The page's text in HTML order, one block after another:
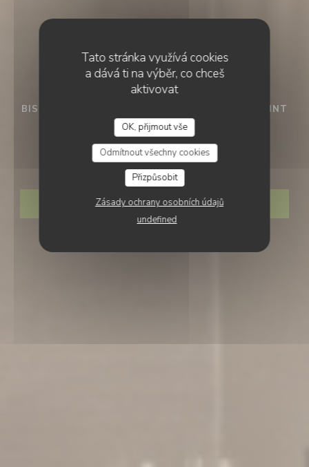
Tato stránka využívá cookies
a dává ti na výběr, co chceš
aktivovat
OK, přijmout vše
Odmítnout všechny cookies
Přizpůsobit
Zásady ochrany osobních údajů
undefined
BISTRO / CUISINE FRANÇAISE / TERRASSE
SAINT
CYR L'ECOLE
PLEIN SUD
REZERVOVAT STŮL
PLEIN SUD